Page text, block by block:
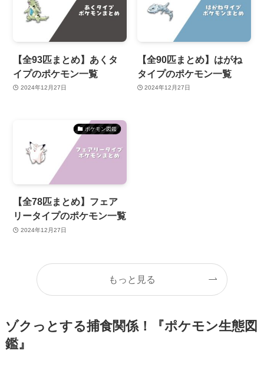
【全93匹まとめ】あくタ
イプのポケモン一覧
2024年12月27日
【全90匹まとめ】はがね
タイプのポケモン一覧
2024年12月27日
ポケモン図鑑
【全78匹まとめ】フェア
リータイプのポケモン一覧
2024年12月27日
もっと見る
ゾクっとする捕食関係！『ポケモン生態図
鑑』